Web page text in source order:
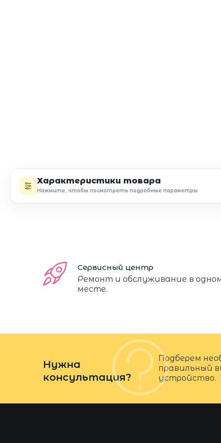
Характеристики товара
Нажмите, чтобы посмотреть подробные параметры
Сервисный центр
Ремонт и обслуживание в
месте.
Нужна
консультация?
Подберем
правильный
устройство.